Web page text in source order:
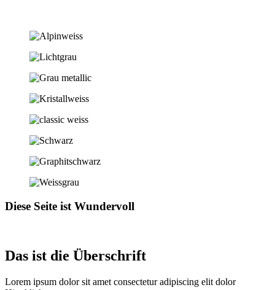
Diese Seite ist Wundervoll
Das ist die Überschrift
Lorem ipsum dolor sit amet consectetur adipiscing elit dolor